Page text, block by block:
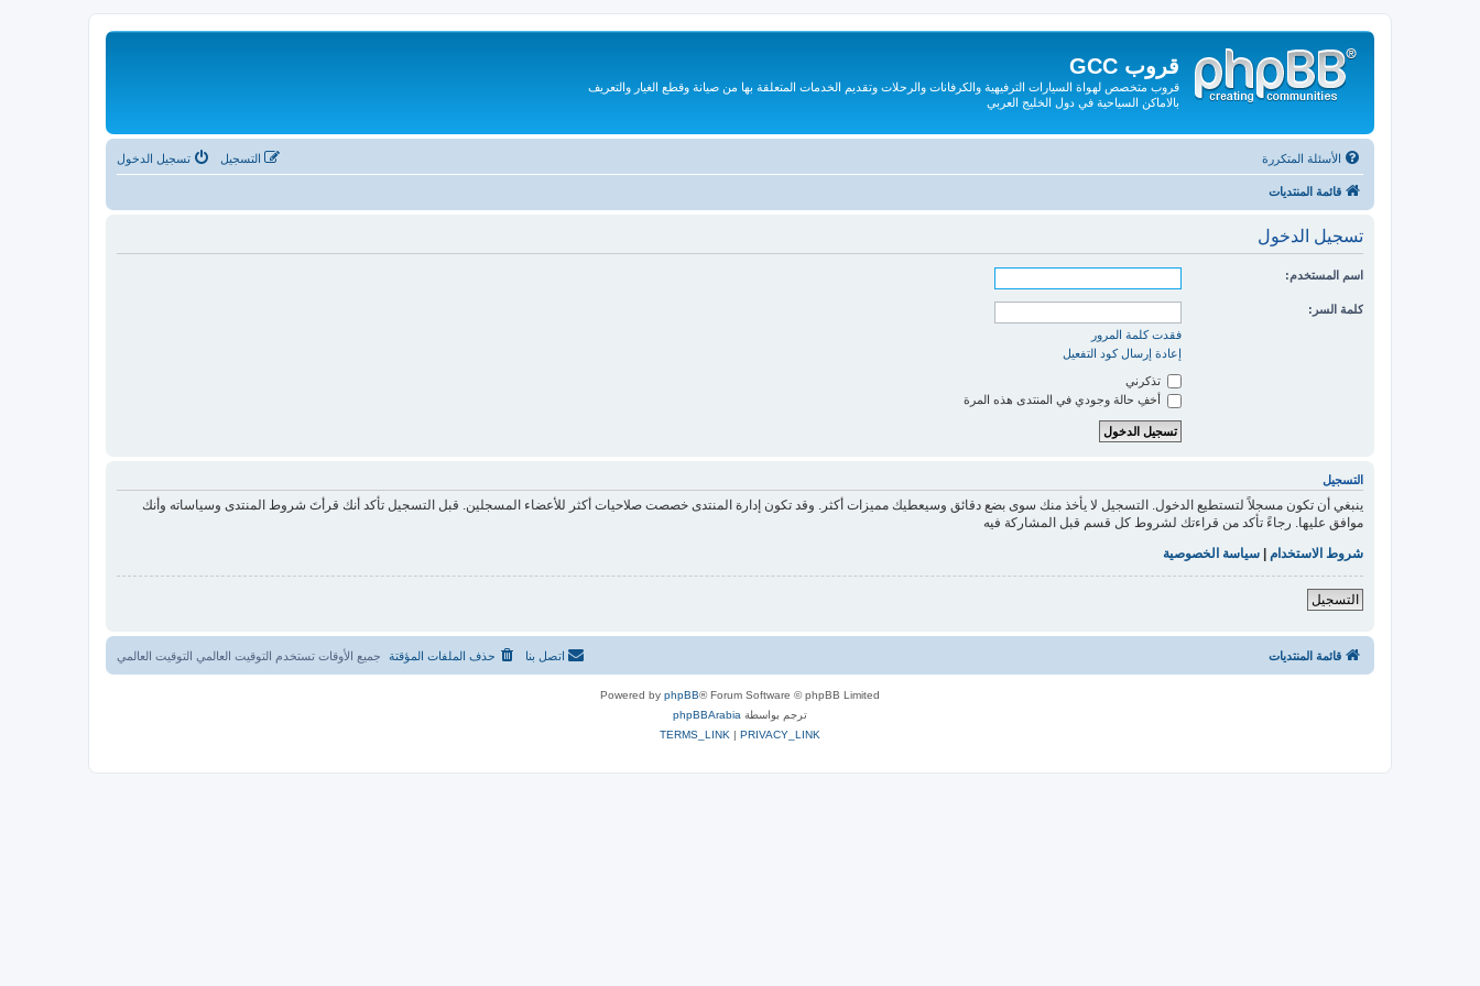
قروب GCC
قروب متخصص لهواة السيارات الترفيهية والكرفانات والرحلات وتقديم الخدمات المتعلقة بها من صيانة وقطع الغيار والتعريف
بالاماكن السياحية في دول الخليج العربي
الأسئلة المتكررة تسجيل الدخول التسجيل
قائمة المنتديات
تسجيل الدخول
اسم المستخدم:
كلمة السر:
فقدت كلمة المرور
إعادة إرسال كود التفعيل
تذكرني
أخفِ حالة وجودي في المنتدى هذه المرة
التسجيل
ينبغي أن تكون مسجلاً لتستطيع الدخول. التسجيل لا يأخذ منك سوى بضع دقائق وسيعطيك مميزات أكثر. وقد تكون إدارة المنتدى خصصت صلاحيات أكثر للأعضاء المسجلين. قبل التسجيل تأكد أنك قرأتَ شروط المنتدى وسياساته وأنك
موافق عليها. رجاءً تأكد من قراءتك لشروط كل قسم قبل المشاركة فيه
شروط الاستخدام
سياسة الخصوصية
التسجيل
قائمة المنتديات جميع الأوقات تستخدم التوقيت العالمي التوقيت العالمي حذف الملفات المؤقتة اتصل بنا
Powered by phpBB® Forum Software © phpBB Limited
ترجم بواسطة phpBBArabia
PRIVACY_LINK
|
TERMS_LINK